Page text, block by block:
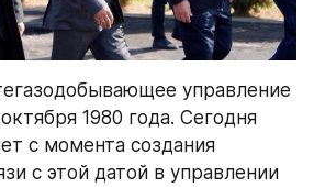
управление
1980 года. Сегодня
с момента создания
с этой датой в управлении